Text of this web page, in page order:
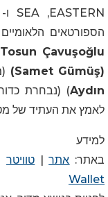
EASTERN
הספורטאים
Tosun Çavuşoğlu
(
Samet Gümüş
)
Aydın) (נבחרת
לאמץ את העתיד של
באתר: אתר| טוויטר
Wallet